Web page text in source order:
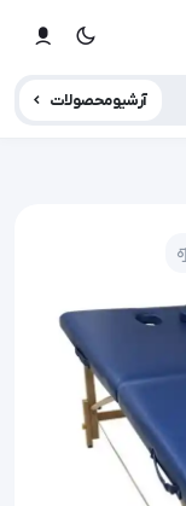
آرشیو محصولات